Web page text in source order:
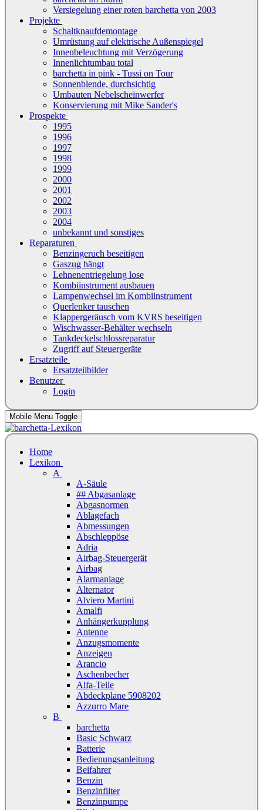
Versiegelung einer roten barchetta von 2003
Projekte
Schaltknaufdemontage
Umrüstung auf elektrische Außenspiegel
Innenbeleuchtung mit Verzögerung
Innenlichtumbau total
barchetta in pink - Tussi on Tour
Sonnenblende, durchsichtig
Umbauten Nebelscheinwerfer
Konservierung mit Mike Sander's
Prospekte
1995
1996
1997
1998
1999
2000
2001
2002
2003
2004
unbekannt und sonstiges
Reparaturen
Benzingeruch beseitigen
Gaszug hängt
Lehnenentriegelung lose
Kombiinstrument ausbauen
Lampenwechsel im Kombiinstrument
Querlenker tauschen
Klappergeräusch vom KVRS beseitigen
Wischwasser-Behälter wechseln
Tankdeckelschlossreparatur
Zugriff auf Steuergeräte
Ersatzteile
Ersatzteilbilder
Benutzer
Login
Mobile Menu Toggle
Home
Lexikon
A
A-Säule
## Abgasanlage
Abgasnormen
Ablagefach
Abmessungen
Abschleppöse
Adria
Airbag-Steuergerät
Airbag
Alarmanlage
Alternator
Alviero Martini
Amalfi
Anhängerkupplung
Antenne
Anzugsmomente
Anzeigen
Arancio
Aschenbecher
Alfa-Teile
Abdeckplane 5908202
Azzurro Mare
B
barchetta
Basic Schwarz
Batterie
Bedienungsanleitung
Beifahrer
Benzin
Benzinfilter
Benzinpumpe